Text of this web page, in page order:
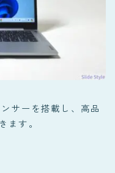
サーを搭載し、高品
ます。